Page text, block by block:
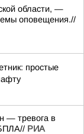
области, —
оповещения.//
простые
— тревога в
РИА